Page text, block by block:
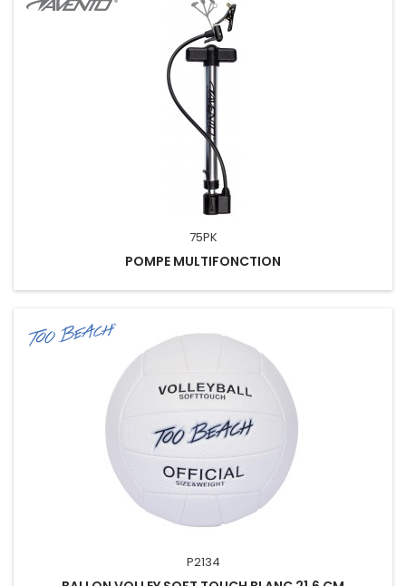
75PK
POMPE MULTIFONCTION
P2134